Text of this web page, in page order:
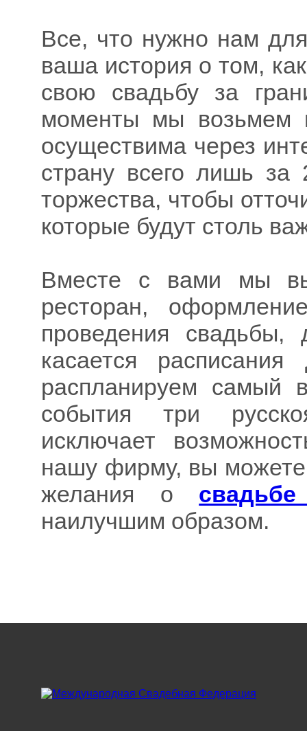
Все, что нужно нам
ваша история о том,
свою свадьбу за
моменты мы возьмем
осуществима через
страну всего лишь за
торжества, чтобы
которые будут столь
Вместе с вами мы
ресторан,
проведения свадьбы,
касается
распланируем самый
события три
исключает
нашу фирму, вы
желания о
наилучшим образом.